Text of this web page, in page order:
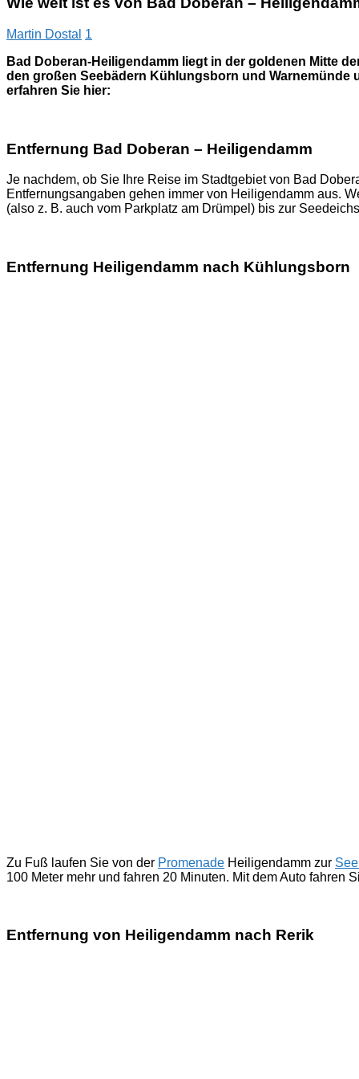
Martin Dostal 1
Bad Doberan-Heiligendamm liegt in der goldenen Mitte
den großen Seebädern Kühlungsborn und Warnemünde
erfahren Sie hier:
Entfernung Bad Doberan – Heiligendamm
Je nachdem, ob Sie Ihre Reise im Stadtgebiet von Bad
Entfernungsangaben gehen immer von Heiligendamm aus.
(also z. B. auch vom Parkplatz am Drümpel) bis zur
Entfernung Heiligendamm nach Kühlungsborn
Zu Fuß laufen Sie von der Promenade Heiligendamm zur
100 Meter mehr und fahren 20 Minuten. Mit dem Auto
Entfernung von Heiligendamm nach Rerik